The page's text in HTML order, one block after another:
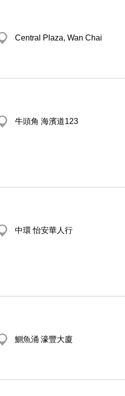
Central Plaza, Wan Chai
牛頭角 海濱道123
中環 怡安華人行
鰂魚涌 濠豐大廈